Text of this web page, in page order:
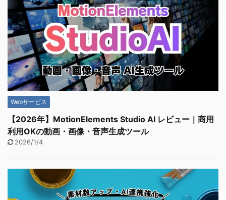
Webサービス
【2026年】MotionElements Studio AI レビュー｜商用
利用OKの動画・画像・音声生成ツール
2026/1/4